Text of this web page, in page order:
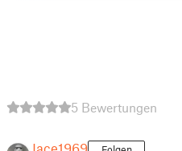
5 Bewertungen
Jace1969